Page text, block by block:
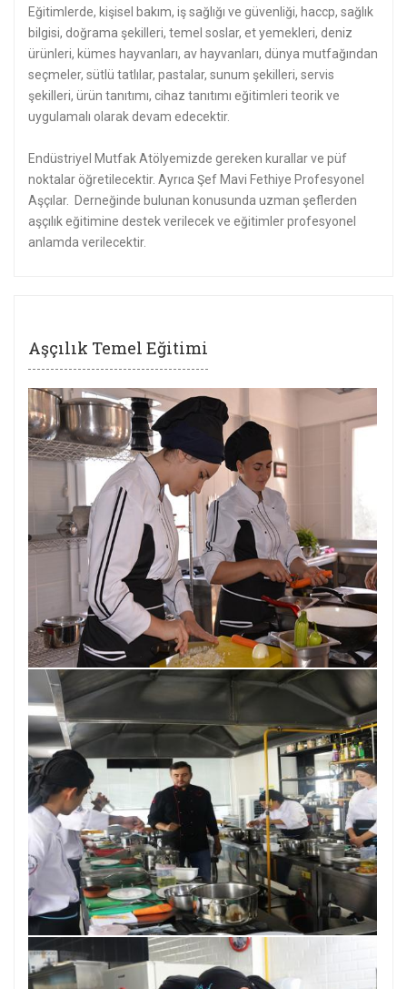
Eğitimlerde, kişisel bakım, iş sağlığı ve güvenliği, haccp, sağlık
bilgisi, doğrama şekilleri, temel soslar, et yemekleri, deniz
ürünleri, kümes hayvanları, av hayvanları, dünya mutfağından
seçmeler, sütlü tatlılar, pastalar, sunum şekilleri, servis
şekilleri, ürün tanıtımı, cihaz tanıtımı eğitimleri teorik ve
uygulamalı olarak devam edecektir.
Endüstriyel Mutfak Atölyemizde gereken kurallar ve püf
noktalar öğretilecektir. Ayrıca Şef Mavi Fethiye Profesyonel
Aşçılar. Derneğinde bulunan konusunda uzman şeflerden
aşçılık eğitimine destek verilecek ve eğitimler profesyonel
anlamda verilecektir.
Aşçılık Temel Eğitimi